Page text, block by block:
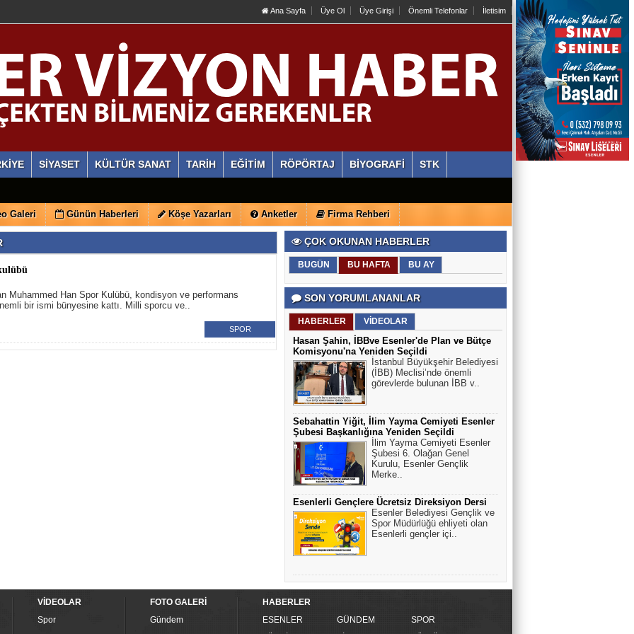
Ana Sayfa Üye Ol Üye Girişi Önemli Telefonlar İletisim
SİYASET KÜLTÜR SANAT TARİH EĞİTİM RÖPÖRTAJ BİYOGRAFİ STK
Galeri Günün Haberleri Köşe Yazarları Anketler Firma Rehberi
Muhammed Han Spor Kulübü, kondisyon ve performans
bir ismi bünyesine kattı. Milli sporcu ve..
SPOR
ÇOK OKUNAN HABERLER
BUGÜN BU HAFTA BU AY
SON YORUMLANANLAR
HABERLER VİDEOLAR
Hasan Şahin, İBBve Esenler'de Plan ve Bütçe
Komisyonu'na Yeniden Seçildi
İstanbul Büyükşehir Belediyesi
(İBB) Meclisi’nde önemli
görevlerde bulunan İBB v..
Sebahattin Yiğit, İlim Yayma Cemiyeti Esenler
Şubesi Başkanlığına Yeniden Seçildi
İlim Yayma Cemiyeti Esenler
Şubesi 6. Olağan Genel
Kurulu, Esenler Gençlik
Merke..
Esenlerli Gençlere Ücretsiz Direksiyon Dersi
Esenler Belediyesi Gençlik ve
Spor Müdürlüğü ehliyeti olan
Esenlerli gençler içi..
VİDEOLAR
Spor
FOTO GALERİ
Gündem
HABERLER
ESENLER
GÜNDEM
SPOR